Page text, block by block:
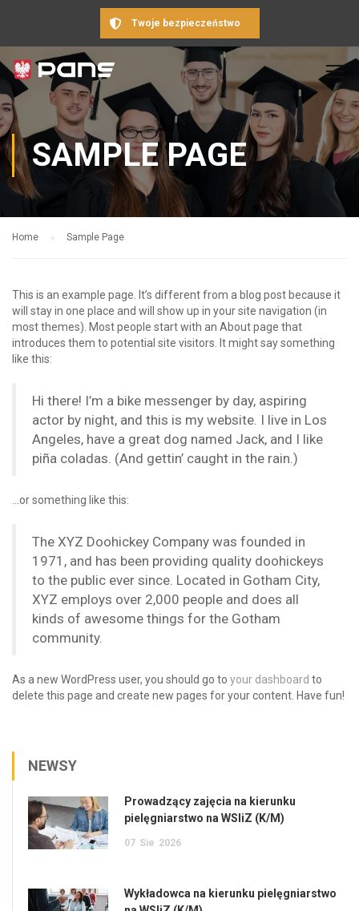
Twoje bezpieczeństwo
SAMPLE PAGE
Home Sample Page
This is an example page. It’s different from a blog post because it
will stay in one place and will show up in your site navigation (in
most themes). Most people start with an About page that
introduces them to potential site visitors. It might say something
like this:
Hi there! I’m a bike messenger by day, aspiring
actor by night, and this is my website. I live in Los
Angeles, have a great dog named Jack, and I like
piña coladas. (And gettin’ caught in the rain.)
…or something like this:
The XYZ Doohickey Company was founded in
1971, and has been providing quality doohickeys
to the public ever since. Located in Gotham City,
XYZ employs over 2,000 people and does all
kinds of awesome things for the Gotham
community.
As a new WordPress user, you should go to your dashboard to
delete this page and create new pages for your content. Have fun!
NEWSY
Prowadzący zajęcia na kierunku
pielęgniarstwo na WSIiZ (K/M)
07 Sie 2026
Wykładowca na kierunku pielęgniarstwo